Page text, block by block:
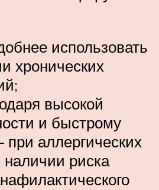
использовать
хронических
высокой
и быстрому
при аллергических
наличии риска